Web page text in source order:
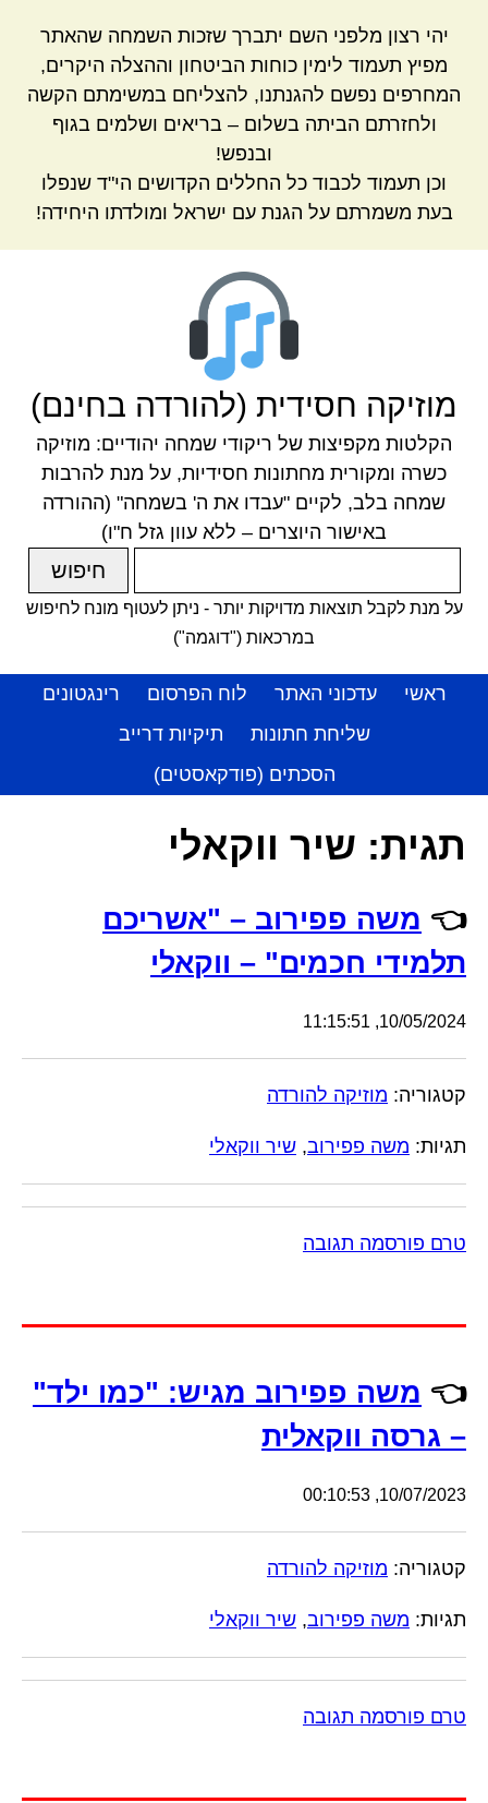
יהי רצון מלפני השם יתברך שזכות השמחה שהאתר
מפיץ תעמוד לימין כוחות הביטחון וההצלה היקרים,
המחרפים נפשם להגנתנו, להצליחם במשימתם הקשה
ולחזרתם הביתה בשלום – בריאים ושלמים בגוף
ובנפש!
וכן תעמוד לכבוד כל החללים הקדושים הי"ד שנפלו
בעת משמרתם על הגנת עם ישראל ומולדתו היחידה!
מוזיקה חסידית (להורדה בחינם)
הקלטות מקפיצות של ריקודי שמחה יהודיים: מוזיקה
כשרה ומקורית מחתונות חסידיות, על מנת להרבות
שמחה בלב, לקיים "עבדו את ה' בשמחה" (ההורדה
באישור היוצרים – ללא עוון גזל ח"ו)
על מנת לקבל תוצאות מדויקות יותר - ניתן לעטוף מונח לחיפוש
במרכאות ("דוגמה")
ראשי עדכוני האתר לוח הפרסום
רינגטונים
שליחת חתונות
תיקיות דרייב
הסכתים (פודקאסטים)
תגית: שיר ווקאלי
👈 משה פפירוב – "אשריכם
תלמידי חכמים" – ווקאלי
10/05/2024, 11:15:51
קטגוריה: מוזיקה להורדה
תגיות: משה פפירוב, שיר ווקאלי
טרם פורסמה תגובה
👈 משה פפירוב מגיש: "כמו ילד"
– גרסה ווקאלית
10/07/2023, 00:10:53
קטגוריה: מוזיקה להורדה
תגיות: משה פפירוב, שיר ווקאלי
טרם פורסמה תגובה